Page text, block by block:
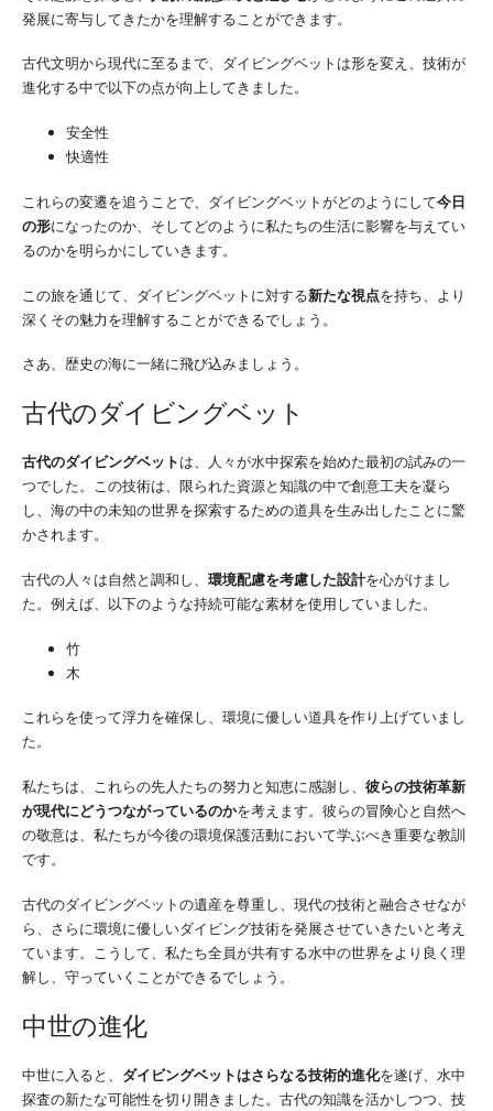
発展に寄与してきたかを理解することができます。
古代文明から現代に至るまで、ダイビングベットは形を変え、技術が
進化する中で以下の点が向上してきました。
安全性
快適性
これらの変遷を追うことで、ダイビングベットがどのようにして今日
の形になったのか、そしてどのように私たちの生活に影響を与えてい
るのかを明らかにしていきます。
この旅を通じて、ダイビングベットに対する新たな視点を持ち、より
深くその魅力を理解することができるでしょう。
さあ、歴史の海に一緒に飛び込みましょう。
古代のダイビングベット
古代のダイビングベットは、人々が水中探索を始めた最初の試みの一
つでした。この技術は、限られた資源と知識の中で創意工夫を凝ら
し、海の中の未知の世界を探索するための道具を生み出したことに驚
かされます。
古代の人々は自然と調和し、 環境配慮を考慮した設計を心がけまし
た。例えば、以下のような持続可能な素材を使用していました。
竹
木
これらを使って浮力を確保し、環境に優しい道具を作り上げていまし
た。
私たちは、これらの先人たちの努力と知恵に感謝し、 彼らの技術革新
が現代にどうつながっているのかを考えます。彼らの冒険心と自然へ
の敬意は、私たちが今後の環境保護活動において学ぶべき重要な教訓
です。
古代のダイビングベットの遺産を尊重し、現代の技術と融合させなが
ら、さらに環境に優しいダイビング技術を発展させていきたいと考え
ています。こうして、私たち全員が共有する水中の世界をより良く理
解し、守っていくことができるでしょう。
中世の進化
中世に入ると、 ダイビングベットはさらなる技術的進化を遂げ、水中
探査の新たな可能性を切り開きました。古代の知識を活かしつつ、技